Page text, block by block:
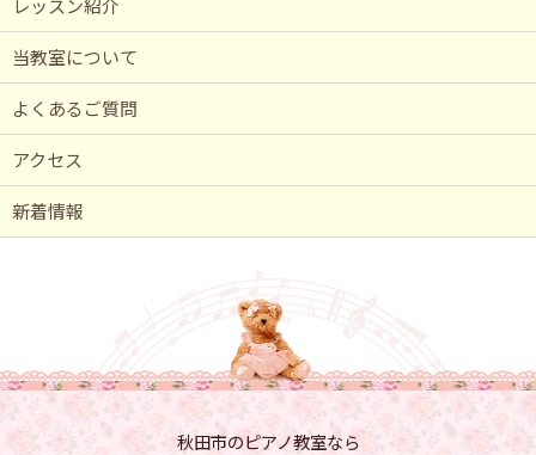
当教室について
よくあるご質問
アクセス
新着情報
秋田市のピアノ教室なら